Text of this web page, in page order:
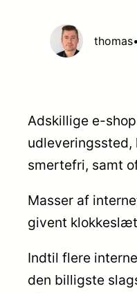
thomas•
Adskillige e-
udleveringssted,
smertefri, samt
Masser af
givent
Indtil flere
den billigste